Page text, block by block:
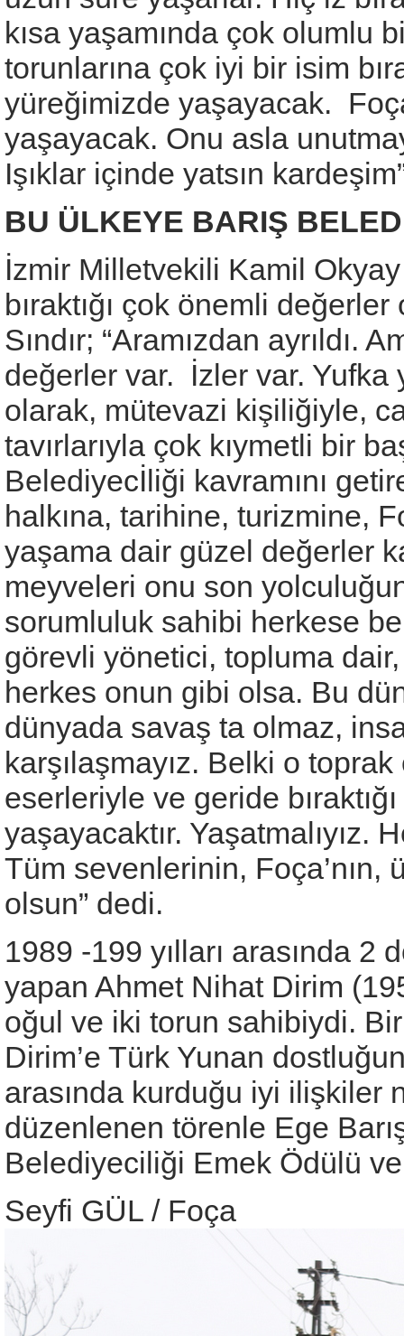
kısa yaşamında çok olumlu
torunlarına çok iyi bir isim
yüreğimizde yaşayacak.
yaşayacak. Onu asla
Işıklar içinde yatsın
BU ÜLKEYE BARIŞ
İzmir Milletvekili Kamil Okyay
bıraktığı çok önemli
Sındır; “Aramızdan ayrıldı.
değerler var. İzler var.
olarak, mütevazi kişiliğiyle,
tavırlarıyla çok kıymetli bir
Belediyecİliği kavramını
halkına, tarihine, turizmine,
yaşama dair güzel değerler
meyveleri onu son
sorumluluk sahibi herkese
görevli yönetici, topluma
herkes onun gibi olsa. Bu
dünyada savaş ta olmaz,
karşılaşmayız. Belki o
eserleriyle ve geride
yaşayacaktır.
Tüm sevenlerinin, Foça’nın,
olsun” dedi.
1989 -199 yılları arasında 2
yapan Ahmet Nihat Dirim
oğul ve iki torun sahibiydi.
Dirim’e Türk Yunan
arasında kurduğu iyi ilişkiler
düzenlenen törenle Ege
Belediyeciliği Emek Ödülü
Seyfi GÜL / Foça